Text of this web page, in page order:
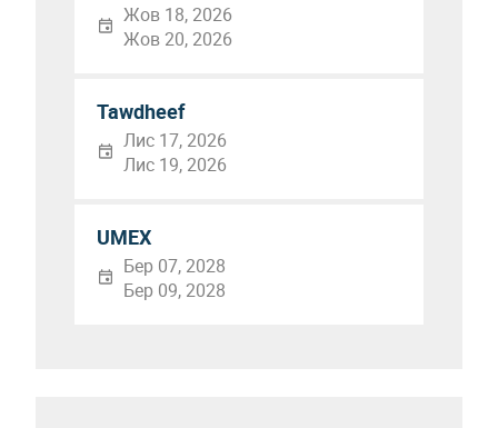
Жов 18, 2026
Жов 20, 2026
Tawdheef
Лис 17, 2026
Лис 19, 2026
UMEX
Бер 07, 2028
Бер 09, 2028